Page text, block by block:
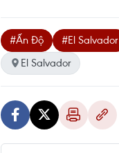
#Ấn Độ #El Salvador
El Salvador